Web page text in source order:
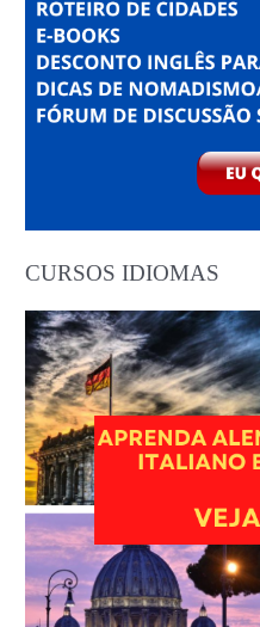
CURSOS IDIOMAS